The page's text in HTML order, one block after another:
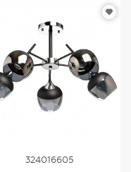
324016605